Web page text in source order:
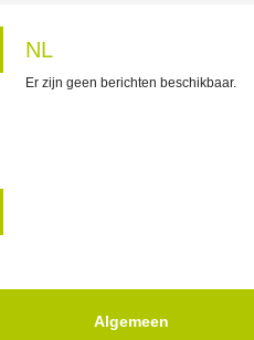
NL
Er zijn geen berichten beschikbaar.
Algemeen